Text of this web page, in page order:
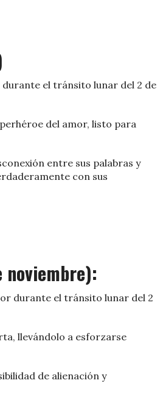
el tránsito lunar del 2 de
del amor, listo para
entre sus palabras y
con sus
noviembre):
durante el tránsito lunar del 2
llevándolo a esforzarse
de alienación y